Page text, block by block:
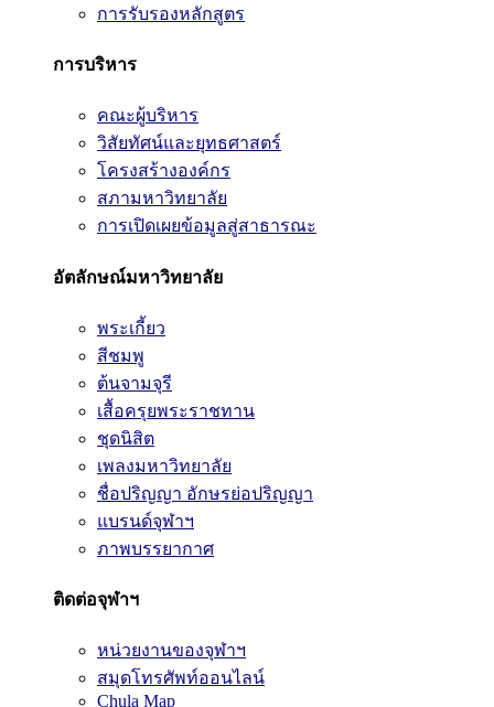
การรับรองหลักสูตร
การบริหาร
คณะผู้บริหาร
วิสัยทัศน์และยุทธศาสตร์
โครงสร้างองค์กร
สภามหาวิทยาลัย
การเปิดเผยข้อมูลสู่สาธารณะ
อัตลักษณ์มหาวิทยาลัย
พระเกี้ยว
สีชมพู
ต้นจามจุรี
เสื้อครุยพระราชทาน
ชุดนิสิต
เพลงมหาวิทยาลัย
ชื่อปริญญา อักษรย่อปริญญา
แบรนด์จุฬาฯ
ภาพบรรยากาศ
ติดต่อจุฬาฯ
หน่วยงานของจุฬาฯ
สมุดโทรศัพท์ออนไลน์
Chula Map